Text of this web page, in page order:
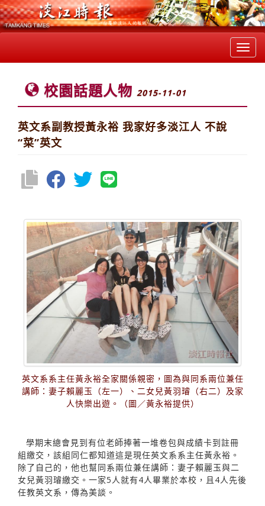
校園話題人物 2015-11-01
英文系副教授黃永裕 我家好多淡江人 不說
“菜”英文
英文系系主任黃永裕全家關係親密，圖為與同系兩位兼任
講師：妻子賴麗玉（左一）、二女兒黃羽璿（右二）及家
人快樂出遊。（圖／黃永裕提供）
學期末總會見到有位老師捧著一堆卷包與成績卡到註冊
組繳交，該組同仁都知道這是現任英文系系主任黃永裕。
除了自己的，他也幫同系兩位兼任講師：妻子賴麗玉與二
女兒黃羽璿繳交。一家5人就有4人畢業於本校，且4人先後
任教英文系，傳為美談。